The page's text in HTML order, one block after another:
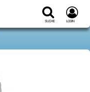
Suche Login